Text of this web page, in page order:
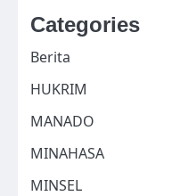
Categories
Berita
HUKRIM
MANADO
MINAHASA
MINSEL